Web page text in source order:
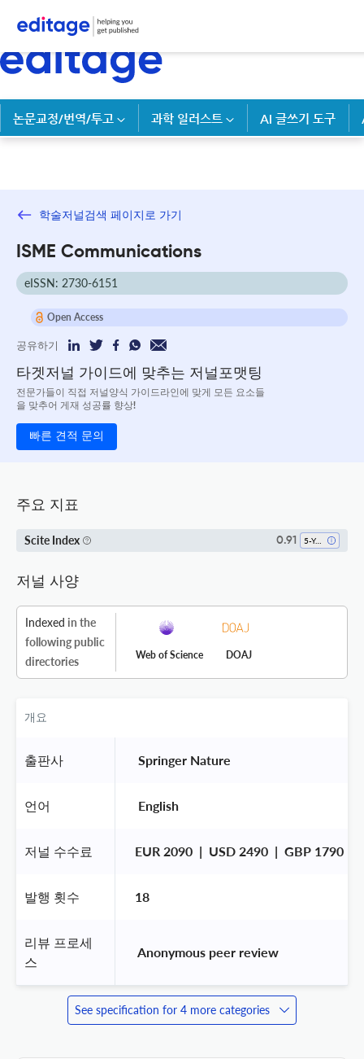
논문교정/번역/투고 과학 일러스트 AI 글쓰기 도구
학술저널검색 페이지로 가기
ISME Communications
eISSN: 2730-6151
Open Access
공유하기
타겟저널 가이드에 맞추는 저널포맷팅
전문가들이 직접 저널양식 가이드라인에 맞게 모든 요소들
을 맞추어 게재 성공률 향상!
빠른 견적 문의
주요 지표
Scite Index 0.91 5-Year SI
저널 사양
Indexed in the
following public
directories
Web of Science DOAJ
개요
출판사 Springer Nature
언어 English
저널 수수료 EUR 2090  |  USD 2490  |  GBP 1790
발행 횟수 18
리뷰 프로세
스
Anonymous peer review
See specification for 4 more categories